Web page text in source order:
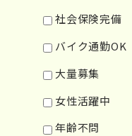
社会保険完備
バイク通勤OK
大量募集
女性活躍中
年齢不問